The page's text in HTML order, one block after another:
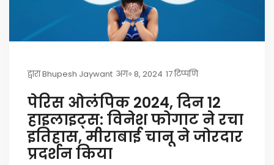
द्वाराBhupesh Jaywant अग॰ 8, 2024 17 टिप्पणि
पेरिस ओलंपिक 2024, दिन 12
हाइलाइट्स: विनेश फोगाट ने रचा
इतिहास, मीराबाई चानू ने जोरदार
प्रदर्शन किया